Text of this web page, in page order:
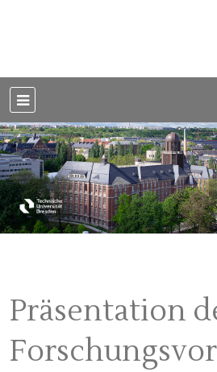
Präsentation